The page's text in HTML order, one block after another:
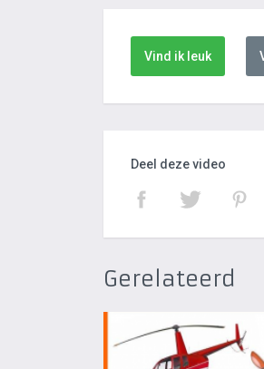
Vind ik leuk
Deel deze video
Gerelateerd